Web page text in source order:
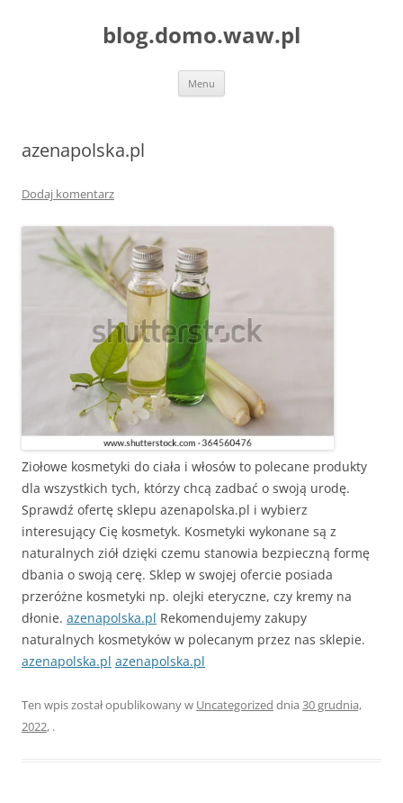
blog.domo.waw.pl
Menu
azenapolska.pl
Dodaj komentarz
Ziołowe kosmetyki do ciała i włosów to polecane produkty
dla wszystkich tych, którzy chcą zadbać o swoją urodę.
Sprawdź ofertę sklepu azenapolska.pl i wybierz
interesujący Cię kosmetyk. Kosmetyki wykonane są z
naturalnych ziół dzięki czemu stanowia bezpieczną formę
dbania o swoją cerę. Sklep w swojej ofercie posiada
przeróżne kosmetyki np. olejki eteryczne, czy kremy na
dłonie. azenapolska.pl Rekomendujemy zakupy
naturalnych kosmetyków w polecanym przez nas sklepie.
azenapolska.pl azenapolska.pl
Ten wpis został opublikowany w Uncategorized dnia 30 grudnia,
2022, .